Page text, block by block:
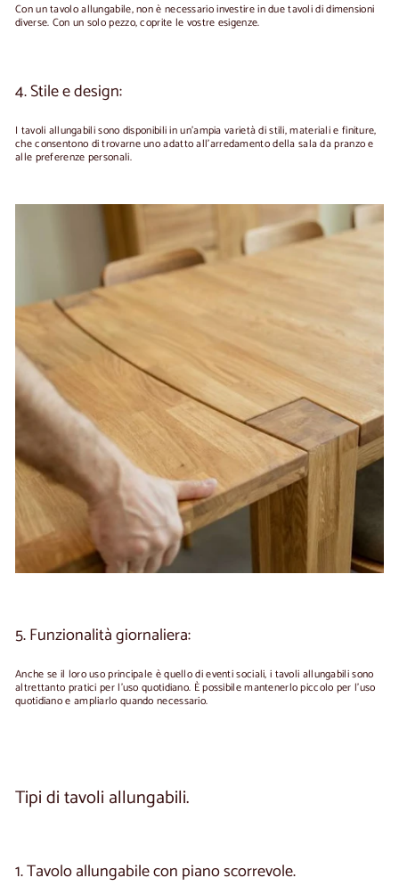
Con un tavolo allungabile, non è necessario investire in due tavoli di dimensioni
diverse. Con un solo pezzo, coprite le vostre esigenze.
4. Stile e design:
I tavoli allungabili sono disponibili in un'ampia varietà di stili, materiali e finiture,
che consentono di trovarne uno adatto all'arredamento della sala da pranzo e
alle preferenze personali.
5. Funzionalità giornaliera:
Anche se il loro uso principale è quello di eventi sociali, i tavoli allungabili sono
altrettanto pratici per l'uso quotidiano. È possibile mantenerlo piccolo per l'uso
quotidiano e ampliarlo quando necessario.
Tipi di tavoli allungabili.
1. Tavolo allungabile con piano scorrevole.